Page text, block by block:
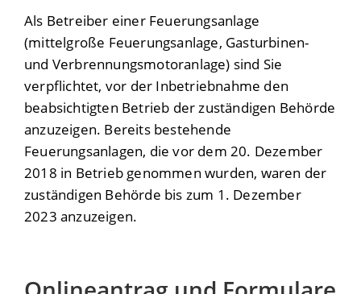
Als Betreiber einer Feuerungsanlage
(mittelgroße Feuerungsanlage, Gasturbinen-
und Verbrennungsmotoranlage) sind Sie
verpflichtet, vor der Inbetriebnahme den
beabsichtigten Betrieb der zuständigen Behörde
anzuzeigen. Bereits bestehende
Feuerungsanlagen, die vor dem 20. Dezember
2018 in Betrieb genommen wurden, waren der
zuständigen Behörde bis zum 1. Dezember
2023 anzuzeigen.